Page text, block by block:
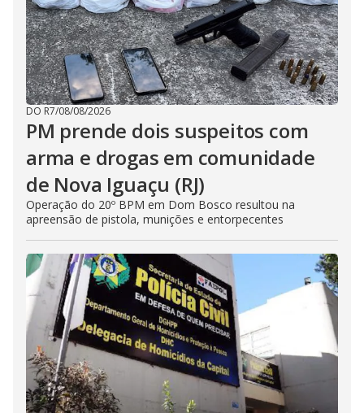
DO R7/08/08/2026
PM prende dois suspeitos com
arma e drogas em comunidade
de Nova Iguaçu (RJ)
Operação do 20º BPM em Dom Bosco resultou na
apreensão de pistola, munições e entorpecentes